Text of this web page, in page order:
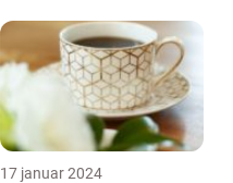
17 januar 2024